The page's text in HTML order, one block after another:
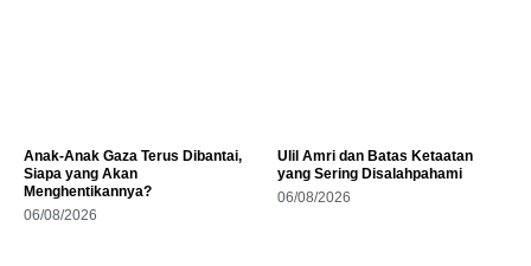
Anak-Anak Gaza Terus Dibantai,
Siapa yang Akan
Menghentikannya?
06/08/2026
Ulil Amri dan Batas Ketaatan
yang Sering Disalahpahami
06/08/2026